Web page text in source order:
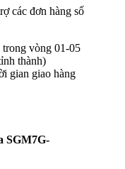
các đơn hàng số
trong vòng 01-05
thành)
gian giao hàng
SGM7G-